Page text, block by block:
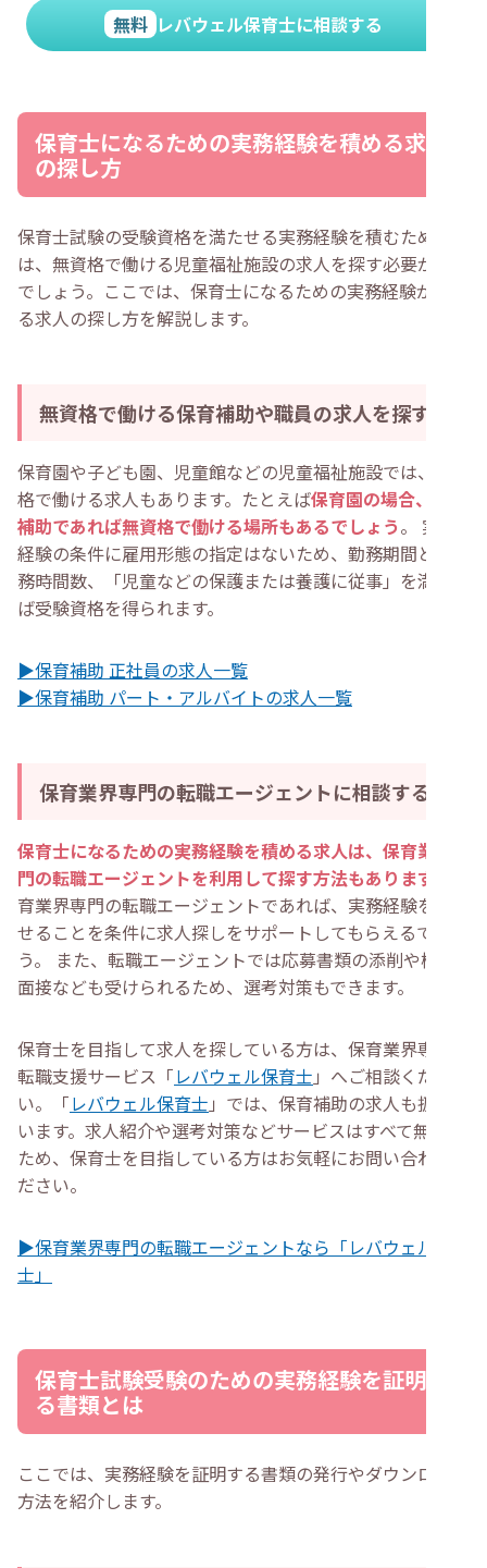
無料 レバウェル保育士に相談する
保育士になるための実務経験を積める求人
の探し方
保育士試験の受験資格を満たせる実務経験を積むために
は、無資格で働ける児童福祉施設の求人を探す必要がある
でしょう。ここでは、保育士になるための実務経験が積め
る求人の探し方を解説します。
無資格で働ける保育補助や職員の求人を探す
保育園や子ども園、児童館などの児童福祉施設では、無資
格で働ける求人もあります。たとえば保育園の場合、保育
補助であれば無資格で働ける場所もあるでしょう。 実務
経験の条件に雇用形態の指定はないため、勤務期間と総勤
務時間数、「児童などの保護または養護に従事」を満たせ
ば受験資格を得られます。
▶保育補助 正社員の求人一覧
▶保育補助 パート・アルバイトの求人一覧
保育業界専門の転職エージェントに相談する
保育士になるための実務経験を積める求人は、保育業界専
門の転職エージェントを利用して探す方法もあります
育業界専門の転職エージェントであれば、実務経験を満た
せることを条件に求人探しをサポートしてもらえるでしょ
う。 また、転職エージェントでは応募書類の添削や模擬
面接なども受けられるため、選考対策もできます。
保育士を目指して求人を探している方は、保育業界専門の
転職支援サービス「レバウェル保育士 」へご相談くださ
い。「レバウェル保育士 」では、保育補助の求人も扱って
います。求人紹介や選考対策などサービスはすべて無料の
ため、保育士を目指している方はお気軽にお問い合わせく
ださい。
▶保育業界専門の転職エージェントなら「レバウェル保育
士」
保育士試験受験のための実務経験を証明す
る書類とは
ここでは、実務経験を証明する書類の発行やダウンロード
方法を紹介します。